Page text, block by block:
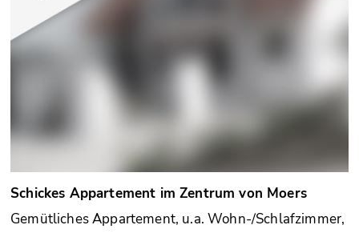
Schickes Appartement im Zentrum von Moers
Gemütliches Appartement, u.a. Wohn-/Schlafzimmer,